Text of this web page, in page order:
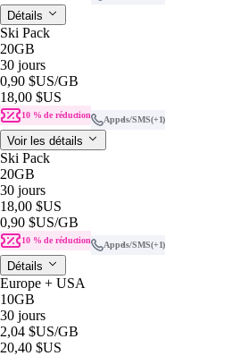
Détails
Ski Pack
20GB
30 jours
0,90 $US/GB
18,00 $US
10 % de réduction Appels/SMS(+1)
Voir les détails
Ski Pack
20GB
30 jours
18,00 $US
0,90 $US/GB
10 % de réduction Appels/SMS(+1)
Détails
Europe + USA
10GB
30 jours
2,04 $US/GB
20,40 $US